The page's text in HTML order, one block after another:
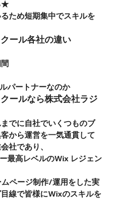
★
ため短期集中でスキルを
ール各社の違い
パートナーなのか
ールなら株式会社ラジ
でに自社でいくつものブ
から運営を一気通貫して
社であり、
最高レベルのWix レジェン
ページ制作/運用をした実
線で皆様にWixのスキルを